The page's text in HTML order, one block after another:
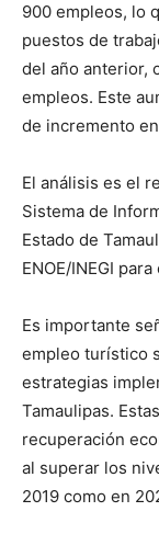
900 empleos, lo
puestos de
del año anterior,
empleos. Este
de incremento
El análisis es el
Sistema de
Estado de
ENOE/INEGI
Es importante
empleo turístico
estrategias
Tamaulipas.
recuperación
al superar los
2019 como en